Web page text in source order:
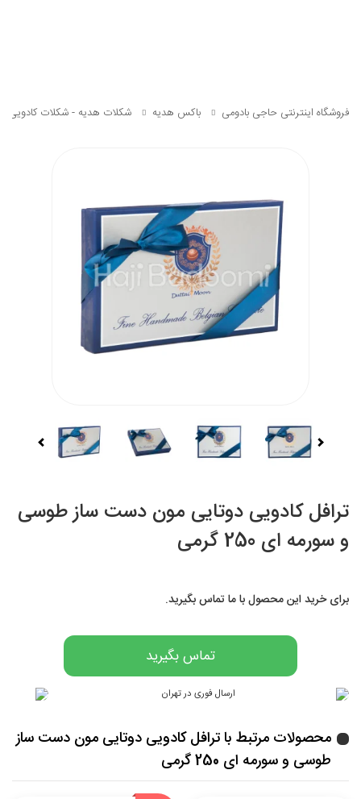
فروشگاه اینترنتی حاجی بادومی باکس هدیه شکلات هدیه - شکلات کادویی
ترافل کادویی دوتایی مون دست ساز طوسی
و سورمه ای 250 گرمی
برای خرید این محصول با ما تماس بگیرید.
تماس بگیرید
محصولات مرتبط با ترافل کادویی دوتایی مون دست ساز
طوسی و سورمه ای 250 گرمی